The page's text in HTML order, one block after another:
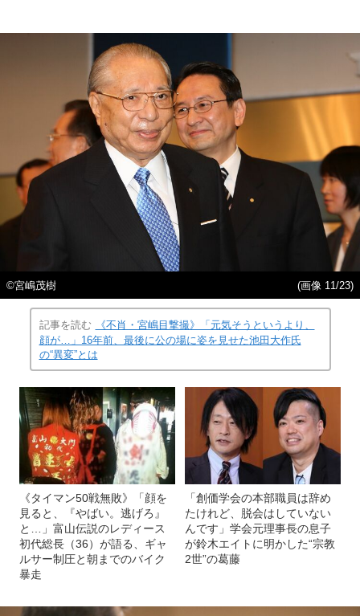
©宮嶋茂樹 (画像 11/23)
記事を読む
《不肖・宮嶋目撃撮》「元気そうというより、
顔が…」16年前、最後に公の場に姿を見せた池田大作氏
の“異変”とは
《タイマン50戦無敗》「顔を
見ると、『やばい。逃げろ』
と…」富山伝説のレディース
初代総長（36）が語る、ギャ
ルサー制圧と朝までのバイク
暴走
「創価学会の本部職員は辞め
たけれど、脱会はしていない
んです」学会元理事長の息子
が鈴木エイトに明かした“宗教
2世”の葛藤